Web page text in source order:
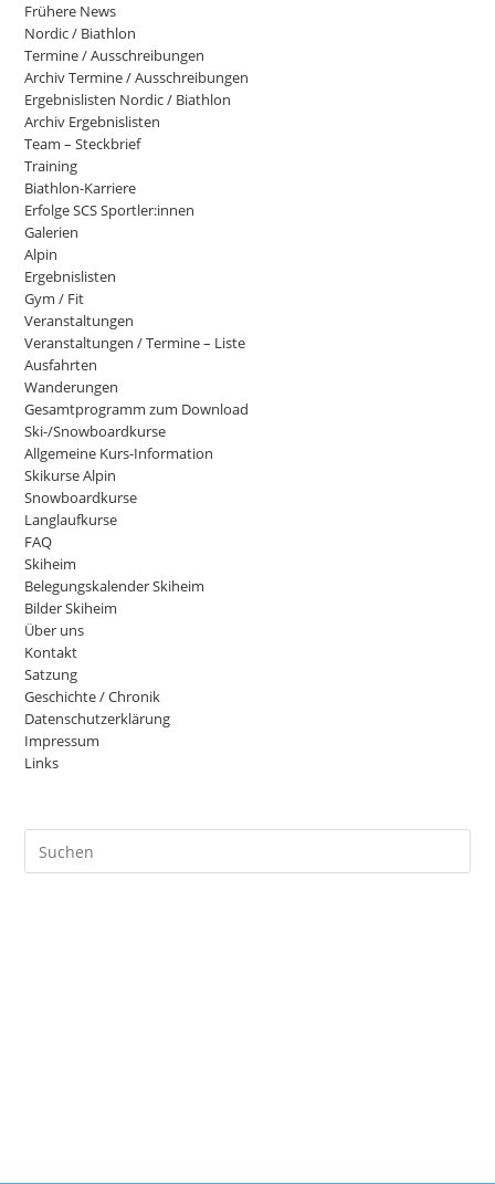
Frühere News
Nordic / Biathlon
Termine / Ausschreibungen
Archiv Termine / Ausschreibungen
Ergebnislisten Nordic / Biathlon
Archiv Ergebnislisten
Team – Steckbrief
Training
Biathlon-Karriere
Erfolge SCS Sportler:innen
Galerien
Alpin
Ergebnislisten
Gym / Fit
Veranstaltungen
Veranstaltungen / Termine – Liste
Ausfahrten
Wanderungen
Gesamtprogramm zum Download
Ski-/Snowboardkurse
Allgemeine Kurs-Information
Skikurse Alpin
Snowboardkurse
Langlaufkurse
FAQ
Skiheim
Belegungskalender Skiheim
Bilder Skiheim
Über uns
Kontakt
Satzung
Geschichte / Chronik
Datenschutzerklärung
Impressum
Links